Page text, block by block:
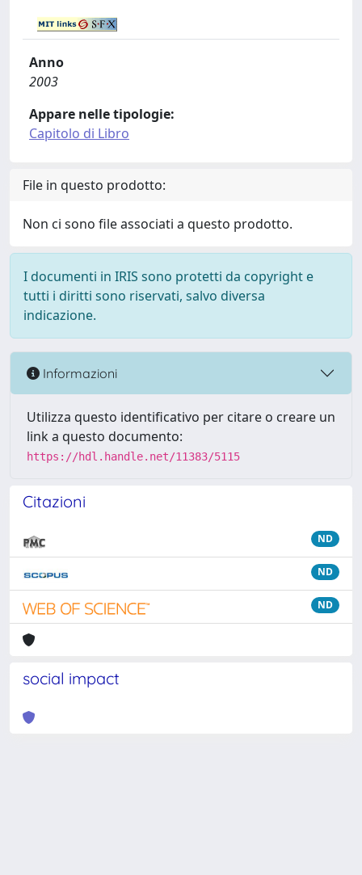
Anno
2003
Appare nelle tipologie:
Capitolo di Libro
File in questo prodotto:
Non ci sono file associati a questo prodotto.
I documenti in IRIS sono protetti da copyright e
tutti i diritti sono riservati, salvo diversa
indicazione.
Informazioni
Utilizza questo identificativo per citare o creare un
link a questo documento:
https://hdl.handle.net/11383/5115
Citazioni
ND
ND
ND
social impact